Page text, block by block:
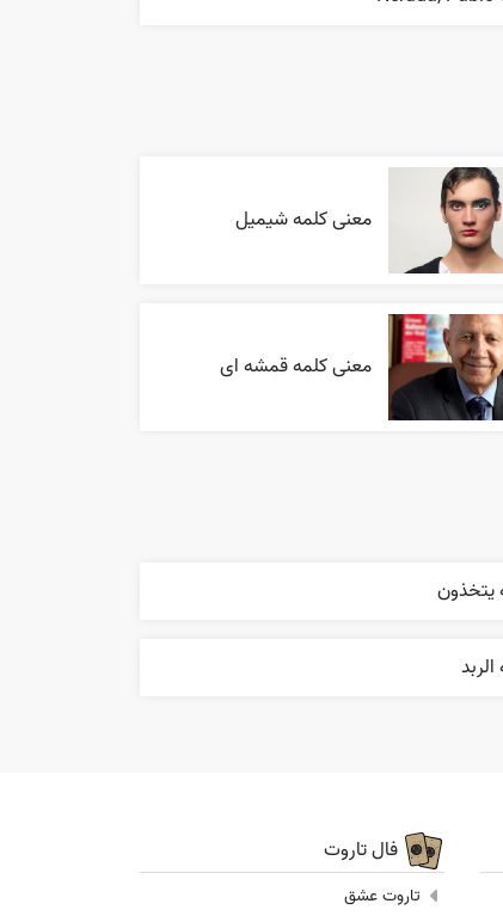
معنی کلمه شیمیل
معنی کلمه قمشه ای
يتخذون
فال تاروت
تاروت عشق